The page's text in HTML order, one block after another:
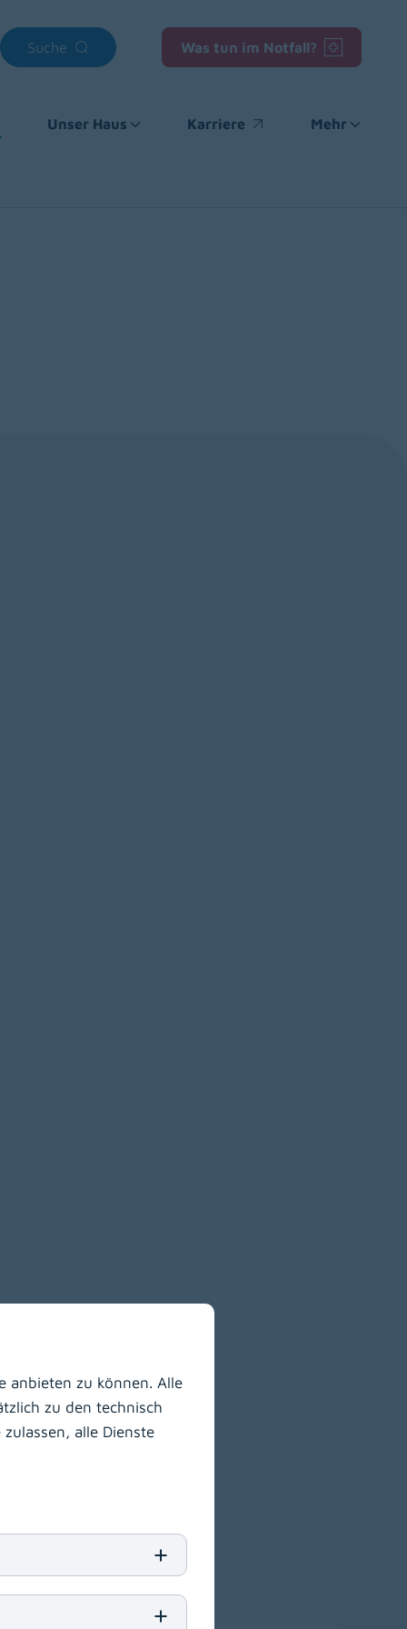
Suche Was tun im Notfall?
Unser Haus Karriere
(opens in a new window)
Mehr
anbieten zu können. Alle
zu den technisch
alle Dienste